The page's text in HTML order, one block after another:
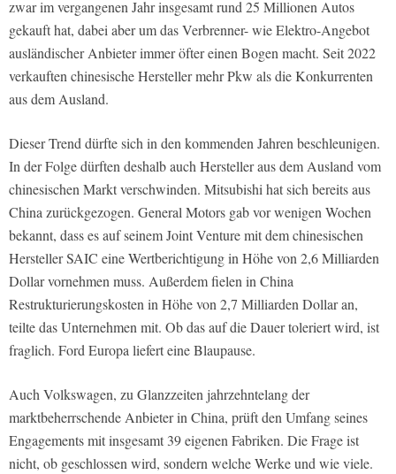
zwar im vergangenen Jahr insgesamt rund 25 Millionen Autos
gekauft hat, dabei aber um das Verbrenner- wie Elektro-Angebot
ausländischer Anbieter immer öfter einen Bogen macht. Seit 2022
verkauften chinesische Hersteller mehr Pkw als die Konkurrenten
aus dem Ausland.
Dieser Trend dürfte sich in den kommenden Jahren beschleunigen.
In der Folge dürften deshalb auch Hersteller aus dem Ausland vom
chinesischen Markt verschwinden. Mitsubishi hat sich bereits aus
China zurückgezogen. General Motors gab vor wenigen Wochen
bekannt, dass es auf seinem Joint Venture mit dem chinesischen
Hersteller SAIC eine Wertberichtigung in Höhe von 2,6 Milliarden
Dollar vornehmen muss. Außerdem fielen in China
Restrukturierungskosten in Höhe von 2,7 Milliarden Dollar an,
teilte das Unternehmen mit. Ob das auf die Dauer toleriert wird, ist
fraglich. Ford Europa liefert eine Blaupause.
Auch Volkswagen, zu Glanzzeiten jahrzehntelang der
marktbeherrschende Anbieter in China, prüft den Umfang seines
Engagements mit insgesamt 39 eigenen Fabriken. Die Frage ist
nicht, ob geschlossen wird, sondern welche Werke und wie viele.